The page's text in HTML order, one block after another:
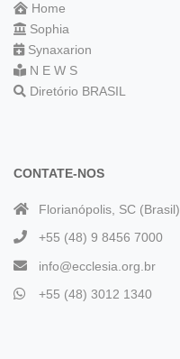
Home
Sophia
Synaxarion
N E W S
Diretório BRASIL
CONTATE-NOS
Florianópolis, SC (Brasil)
+55 (48) 9 8456 7000
info@ecclesia.org.br
+55 (48) 3012 1340